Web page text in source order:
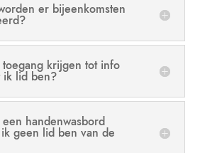
er bijeenkomsten
krijgen tot info
ik lid ben?
handenwasbord
geen lid ben van de